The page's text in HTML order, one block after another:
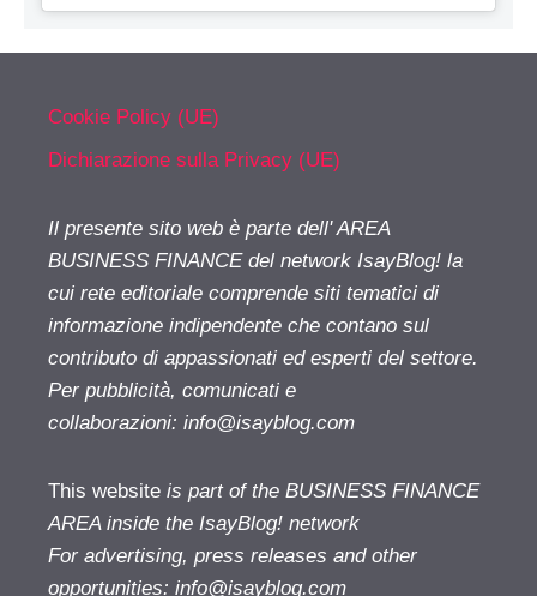
Cookie Policy (UE)
Dichiarazione sulla Privacy (UE)
Il presente sito web è parte dell' AREA
BUSINESS FINANCE del network IsayBlog! la
cui rete editoriale comprende siti tematici di
informazione indipendente che contano sul
contributo di appassionati ed esperti del settore.
Per pubblicità, comunicati e
collaborazioni: info@isayblog.com
This website is part of the BUSINESS FINANCE
AREA inside the IsayBlog! network
For advertising, press releases and other
opportunities: info@isayblog.com